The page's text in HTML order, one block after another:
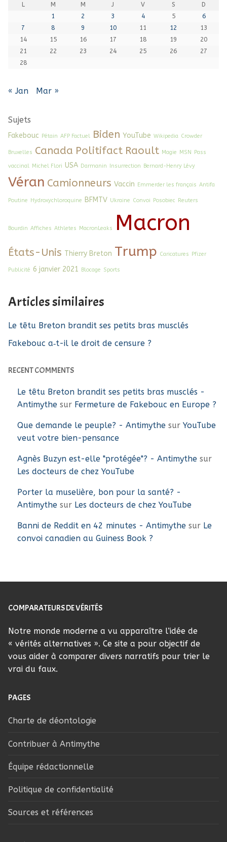
L M M J V S
D
1
2 3 4 5
6
7
8 9 10 11 12
13
14
15 16 17 18 19
20
21
22 23 24 25 26
27
28
« Jan Mar »
Sujets
Fakebouc Pétain AFP Factuel Biden YouTube Wikipedia Crowder
Bruxelles Canada Politifact Raoult Magie MSN Pass
vaccinal Michel Flori USA Darmanin Insurrection Bernard-Henry Lévy
Véran Camionneurs Vaccin Emmerder les français Antifa
Poutine Hydroxychloroquine BFMTV Ukraine Convoi Posobiec Reuters
Bourdin Affiches Athletes MacronLeaks Macron
États-Unis Thierry Breton Trump Caricatures Pfizer
Publicité 6 janvier 2021 Blocage Sports
Articles similaires
Le têtu Breton brandit ses petits bras musclés
Fakebouc a‑t-il le droit de censure ?
RECENT COMMENTS
Le têtu Breton brandit ses petits bras musclés -
Antimythe sur Fermeture de Fakebouc en Europe ?
Que demande le peuple? - Antimythe sur YouTube
veut votre bien-pensance
Agnès Buzyn est-elle "protégée"? - Antimythe sur
Les docteurs de chez YouTube
Porter la muselière, bon pour la santé? -
Antimythe sur Les docteurs de chez YouTube
Banni de Reddit en 42 minutes - Antimythe sur Le
convoi canadien au Guiness Book ?
COMPARATEURS DE VÉRITÉS
Notre monde moderne a vu apparaître l’idée de
« vérités alternatives ». Ce site a pour objectif de
vous aider à comparer divers narratifs pour trier le
vrai du faux.
PAGES
Charte de déontologie
Contribuer à Antimythe
Équipe rédactionnelle
Politique de confidentialité
Sources et références